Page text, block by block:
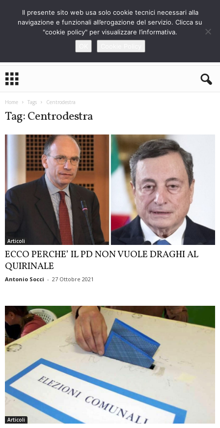
S
Home Tags Centrodestra
Tag: Centrodestra
Articoli
ECCO PERCHE’ IL PD NON VUOLE DRAGHI AL
QUIRINALE
Antonio Socci - 27 Ottobre 2021
Articoli
Il presente sito web usa solo cookie tecnici necessari alla
navigazione e funzionali all’erogazione del servizio. Clicca su
"cookie policy" per visualizzare l’informativa.